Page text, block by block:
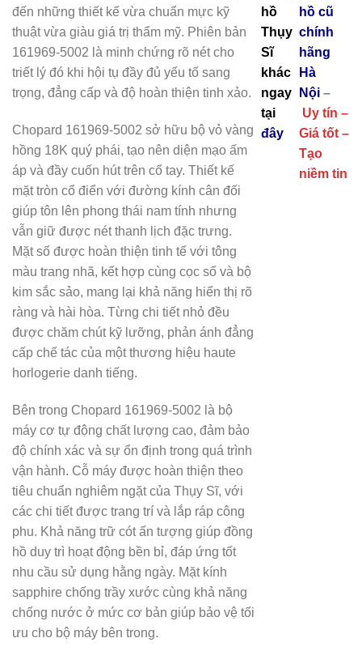
đến những thiết kế vừa chuẩn mực kỹ
thuật vừa giàu giá trị thẩm mỹ. Phiên bản
161969-5002 là minh chứng rõ nét cho
triết lý đó khi hội tụ đầy đủ yếu tố sang
trọng, đẳng cấp và độ hoàn thiện tinh xảo.
Chopard 161969-5002 sở hữu bộ vỏ vàng
hồng 18K quý phái, tạo nên diện mạo ấm
áp và đầy cuốn hút trên cổ tay. Thiết kế
mặt tròn cổ điển với đường kính cân đối
giúp tôn lên phong thái nam tính nhưng
vẫn giữ được nét thanh lịch đặc trưng.
Mặt số được hoàn thiện tinh tế với tông
màu trang nhã, kết hợp cùng cọc số và bộ
kim sắc sảo, mang lại khả năng hiển thị rõ
ràng và hài hòa. Từng chi tiết nhỏ đều
được chăm chút kỹ lưỡng, phản ánh đẳng
cấp chế tác của một thương hiệu haute
horlogerie danh tiếng.
Bên trong Chopard 161969-5002 là bộ
máy cơ tự động chất lượng cao, đảm bảo
độ chính xác và sự ổn định trong quá trình
vận hành. Cỗ máy được hoàn thiện theo
tiêu chuẩn nghiêm ngặt của Thụy Sĩ, với
các chi tiết được trang trí và lắp ráp công
phu. Khả năng trữ cót ấn tượng giúp đồng
hồ duy trì hoạt động bền bỉ, đáp ứng tốt
nhu cầu sử dụng hằng ngày. Mặt kính
sapphire chống trầy xước cùng khả năng
chống nước ở mức cơ bản giúp bảo vệ tối
ưu cho bộ máy bên trong.
hồ
Thụy
Sĩ
khác
ngay
tại
đây
hồ cũ
chính
hãng
Hà
Nội–
Uy tín –
Giá tốt –
Tạo
niềm tin